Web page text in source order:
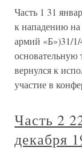
Часть 1 31
к нападению
армий «Б»)31/
основательную
вернулся к
участие в
Часть 2
декабря